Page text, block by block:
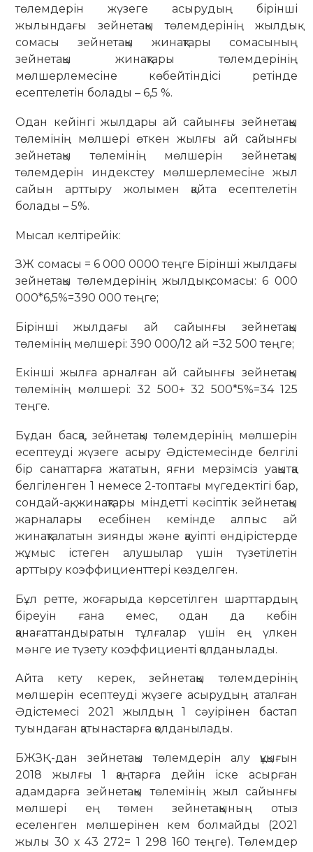
төлемдерін жүзеге асырудың бірінші
жылындағы зейнетақы төлемдерінің жылдық
сомасы зейнетақы жинақтары сомасының
зейнетақы жинақтары төлемдерінің
мөлшерлемесіне көбейтіндісі ретінде
есептелетін болады – 6,5 %.
Одан кейінгі жылдары ай сайынғы зейнетақы
төлемінің мөлшері өткен жылғы ай сайынғы
зейнетақы төлемінің мөлшерін зейнетақы
төлемдерін индекстеу мөлшерлемесіне жыл
сайын арттыру жолымен қайта есептелетін
болады – 5%.
Мысал келтірейік:
ЗЖ сомасы = 6 000 0000 теңге Бірінші жылдағы
зейнетақы төлемдерінің жылдық сомасы: 6 000
000*6,5%=390 000 теңге;
Бірінші жылдағы ай сайынғы зейнетақы
төлемінің мөлшері: 390 000/12 ай =32 500 теңге;
Екінші жылға арналған ай сайынғы зейнетақы
төлемінің мөлшері: 32 500+ 32 500*5%=34 125
теңге.
Бұдан басқа, зейнетақы төлемдерінің мөлшерін
есептеуді жүзеге асыру Әдістемесінде белгілі
бір санаттарға жататын, яғни мерзімсіз уақытқа
белгіленген 1 немесе 2-топтағы мүгедектігі бар,
сондай-ақ, жинақтары міндетті кәсіптік зейнетақы
жарналары есебінен кемінде алпыс ай
жинақталатын зиянды және қауіпті өндірістерде
жұмыс істеген алушылар үшін түзетілетін
арттыру коэффициенттері көзделген.
Бұл ретте, жоғарыда көрсетілген шарттардың
біреуін ғана емес, одан да көбін
қанағаттандыратын тұлғалар үшін ең үлкен
мәнге ие түзету коэффициенті қолданылады.
Айта кету керек, зейнетақы төлемдерінің
мөлшерін есептеуді жүзеге асырудың аталған
Әдістемесі 2021 жылдың 1 сәуірінен бастап
туындаған қатынастарға қолданылады.
БЖЗҚ-дан зейнетақы төлемдерін алу құқығын
2018 жылғы 1 қаңтарға дейін іске асырған
адамдарға зейнетақы төлемінің жыл сайынғы
мөлшері ең төмен зейнетақының отыз
еселенген мөлшерінен кем болмайды (2021
жылы 30 х 43 272= 1 298 160 теңге). Төлемдер